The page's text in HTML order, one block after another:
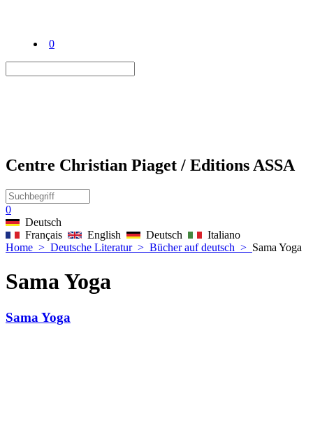
0
Centre Christian Piaget / Editions ASSA
0
Deutsch
Français
English Deutsch
Italiano
Home > Deutsche Literatur> Bücher auf deutsch > Sama Yoga
Sama Yoga
Sama Yoga